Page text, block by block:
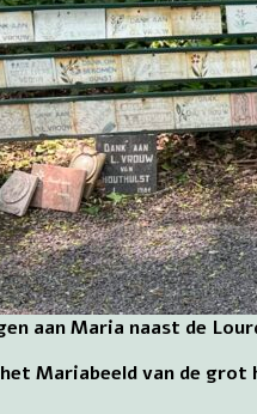
aan Maria naast de
Mariabeeld van de